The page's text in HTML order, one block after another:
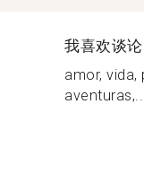
我喜欢谈
amor, vida,